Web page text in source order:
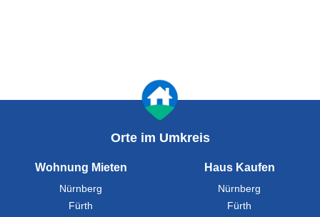
Orte im Umkreis
Wohnung Mieten
Nürnberg
Fürth
Haus Kaufen
Nürnberg
Fürth